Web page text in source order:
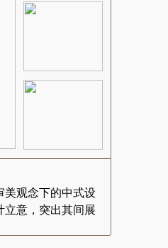
美观念下的中式设
意，突出其间展